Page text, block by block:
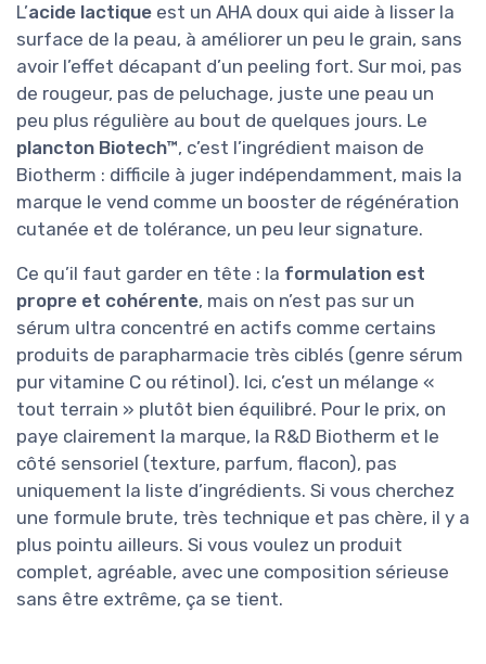
L’acide lactique est un AHA doux qui aide à lisser la
surface de la peau, à améliorer un peu le grain, sans
avoir l’effet décapant d’un peeling fort. Sur moi, pas
de rougeur, pas de peluchage, juste une peau un
peu plus régulière au bout de quelques jours. Le
plancton Biotech™, c’est l’ingrédient maison de
Biotherm : difficile à juger indépendamment, mais la
marque le vend comme un booster de régénération
cutanée et de tolérance, un peu leur signature.
Ce qu’il faut garder en tête : la formulation est
propre et cohérente, mais on n’est pas sur un
sérum ultra concentré en actifs comme certains
produits de parapharmacie très ciblés (genre sérum
pur vitamine C ou rétinol). Ici, c’est un mélange «
tout terrain » plutôt bien équilibré. Pour le prix, on
paye clairement la marque, la R&D Biotherm et le
côté sensoriel (texture, parfum, flacon), pas
uniquement la liste d’ingrédients. Si vous cherchez
une formule brute, très technique et pas chère, il y a
plus pointu ailleurs. Si vous voulez un produit
complet, agréable, avec une composition sérieuse
sans être extrême, ça se tient.